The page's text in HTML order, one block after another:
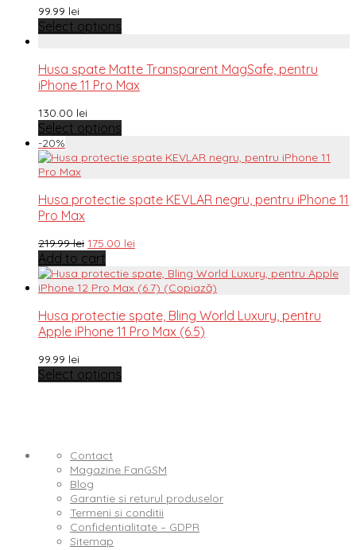
99.99 lei
Select options
Husa spate Matte Transparent MagSafe, pentru
iPhone 11 Pro Max
130.00 lei
Select options
-20%
Husa protectie spate KEVLAR negru, pentru iPhone 11
Pro Max
219.99lei 175.00 lei
Add to cart
Husa protectie spate, Bling World Luxury, pentru
Apple iPhone 11 Pro Max (6.5)
99.99 lei
Select options
Contact
Magazine FanGSM
Blog
Garantie si returul produselor
Termeni si conditii
Confidentialitate – GDPR
Sitemap